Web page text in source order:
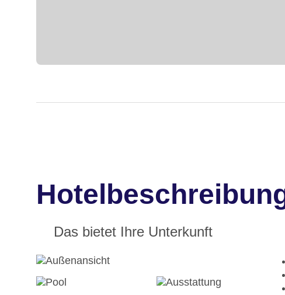
Das bietet Ihre Unterkunft